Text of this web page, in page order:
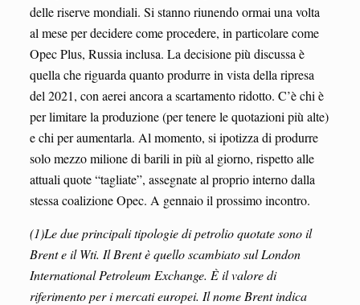
delle riserve mondiali. Si stanno riunendo ormai una volta
al mese per decidere come procedere, in particolare come
Opec Plus, Russia inclusa. La decisione più discussa è
quella che riguarda quanto produrre in vista della ripresa
del 2021, con aerei ancora a scartamento ridotto. C’è chi è
per limitare la produzione (per tenere le quotazioni più alte)
e chi per aumentarla. Al momento, si ipotizza di produrre
solo mezzo milione di barili in più al giorno, rispetto alle
attuali quote “tagliate”, assegnate al proprio interno dalla
stessa coalizione Opec. A gennaio il prossimo incontro.
(1)Le due principali tipologie di petrolio quotate sono il
Brent e il Wti. Il Brent è quello scambiato sul London
International Petroleum Exchange. È il valore di
riferimento per i mercati europei. Il nome Brent indica